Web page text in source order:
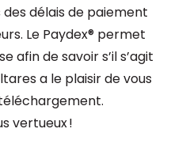
délais de paiement
Le Paydex® permet
afin de savoir s’il s’agit
a le plaisir de vous
vertueux !